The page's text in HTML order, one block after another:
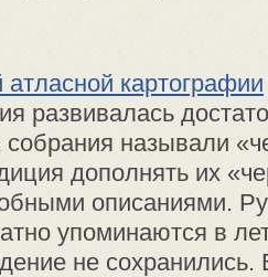
атласной картографии
развивалась
называли
дополнять их
описаниями.
упоминаются в
не